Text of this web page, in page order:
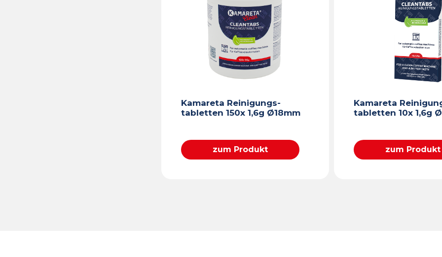
Kamareta Reinigungs-
tabletten 150x 1,6g Ø18mm
zum Produkt
Kamareta
tabletten 10x 1,6g
zum Produkt